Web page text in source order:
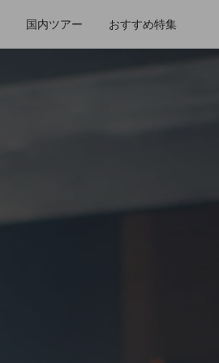
国内ツアー おすすめ特集